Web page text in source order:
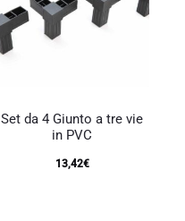
Set da 4 Giunto a tre vie
in PVC
13,42€